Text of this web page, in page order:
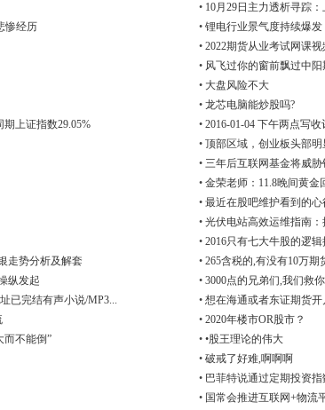
• 10月29日主力透析寻踪
惨经历
• 锂电行业景气度持续爆发
• 2022期货从业考试网课
• 风飞过你的窗前飘过中
• 大盘风险不大
• 龙芯电脑能炒股吗?
上证指数29.05%
• 2016-01-04 下午两点写
• 顶部区域，创业板头部
• 三年后互联网基金将威胁
• 金荣老师：11.8晚间黄
• 最近在股吧维护看到的心
• 光伏电站高效运维指南
• 2016只有七大牛股的逻辑
走势分析及解套
• 265含税的,有没有10万期
纵发起
• 3000点的兄弟们,我们救
已完结有声小说/MP3...
• 想在海通或者东证期货
• 2020年楼市OR股市？
而不能倒”
• •股王理论的伟大
• 破戒了好难,啊啊啊
• 巴菲特说通过定期投资
• 国常会推进互联网+物流